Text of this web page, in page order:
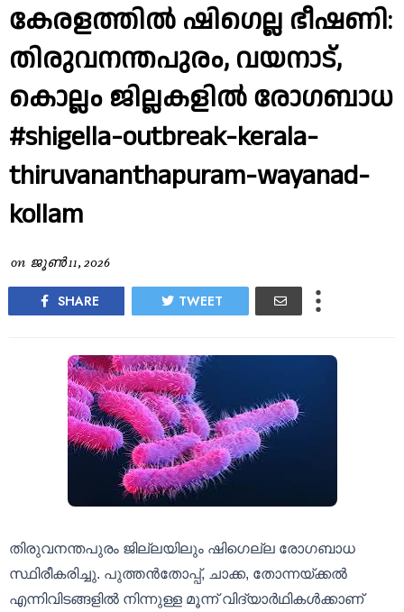
കേരളത്തിൽ ഷിഗെല്ല ഭീഷണി:
തിരുവനന്തപുരം, വയനാട്,
കൊല്ലം ജില്ലകളിൽ രോഗബാധ
#shigella-outbreak-kerala-
thiruvananthapuram-wayanad-
kollam
on ജൂൺ 11, 2026
SHARE TWEET
തിരുവനന്തപുരം ജില്ലയിലും ഷിഗെല്ല രോഗബാധ
സ്ഥിരീകരിച്ചു. പുത്തൻതോപ്പ്, ചാക്ക, തോന്നയ്ക്കൽ
എന്നിവിടങ്ങളിൽ നിന്നുള്ള മൂന്ന് വിദ്യാർഥികൾക്കാണ്